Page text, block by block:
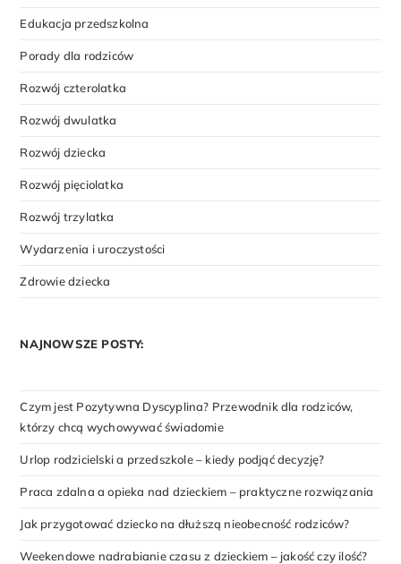
Edukacja przedszkolna
Porady dla rodziców
Rozwój czterolatka
Rozwój dwulatka
Rozwój dziecka
Rozwój pięciolatka
Rozwój trzylatka
Wydarzenia i uroczystości
Zdrowie dziecka
NAJNOWSZE POSTY:
Czym jest Pozytywna Dyscyplina? Przewodnik dla rodziców,
którzy chcą wychowywać świadomie
Urlop rodzicielski a przedszkole – kiedy podjąć decyzję?
Praca zdalna a opieka nad dzieckiem – praktyczne rozwiązania
Jak przygotować dziecko na dłuższą nieobecność rodziców?
Weekendowe nadrabianie czasu z dzieckiem – jakość czy ilość?